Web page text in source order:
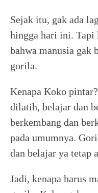
Sejak itu, gak ada
hingga hari ini. Tapi
bahwa manusia gak
gorila.
Kenapa Koko
dilatih, belajar dan
berkembang dan
pada umumnya.
dan belajar ya tetap
Jadi, kenapa harus